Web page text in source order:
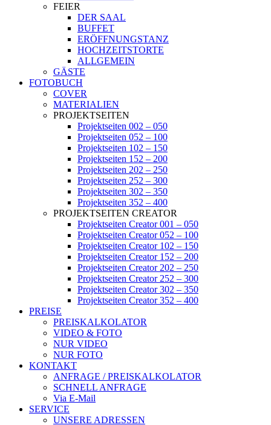
FEIER
DER SAAL
BUFFET
ERÖFFNUNGSTANZ
HOCHZEITSTORTE
ALLGEMEIN
GÄSTE
FOTOBUCH
COVER
MATERIALIEN
PROJEKTSEITEN
Projektseiten 002 – 050
Projektseiten 052 – 100
Projektseiten 102 – 150
Projektseiten 152 – 200
Projektseiten 202 – 250
Projektseiten 252 – 300
Projektseiten 302 – 350
Projektseiten 352 – 400
PROJEKTSEITEN CREATOR
Projektseiten Creator 001 – 050
Projektseiten Creator 052 – 100
Projektseiten Creator 102 – 150
Projektseiten Creator 152 – 200
Projektseiten Creator 202 – 250
Projektseiten Creator 252 – 300
Projektseiten Creator 302 – 350
Projektseiten Creator 352 – 400
PREISE
PREISKALKOLATOR
VIDEO & FOTO
NUR VIDEO
NUR FOTO
KONTAKT
ANFRAGE / PREISKALKOLATOR
SCHNELL ANFRAGE
Via E-Mail
SERVICE
UNSERE ADRESSEN